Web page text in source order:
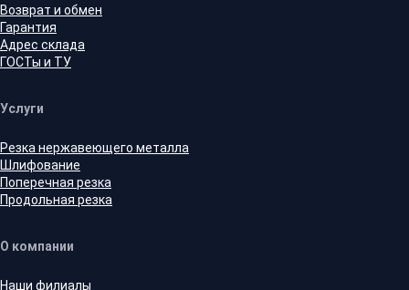
Возврат и обмен
Гарантия
Адрес склада
ГОСТы и ТУ
Услуги
Резка нержавеющего металла
Шлифование
Поперечная резка
Продольная резка
О компании
Наши филиалы